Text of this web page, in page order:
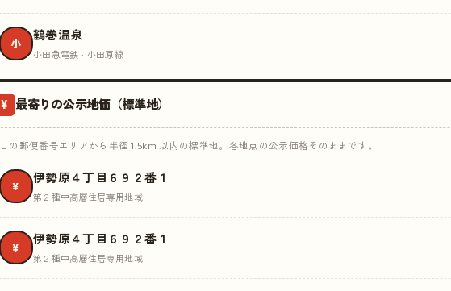
小
鶴巻温泉
小田急電鉄 · 小田原線
¥ 最寄りの公示地価（標準地）
この郵便番号エリアから半径 1.5km 以内の標準地。各地点の公示価格そのままです。
¥
伊勢原４丁目６９２番１
第２種中高層住居専用地域
¥
伊勢原４丁目６９２番１
第２種中高層住居専用地域